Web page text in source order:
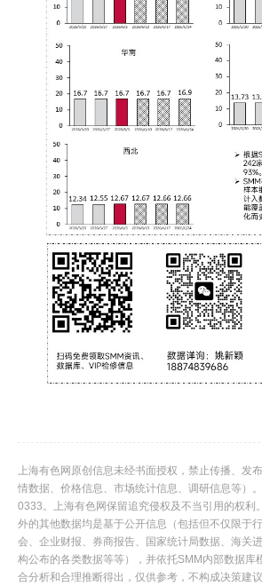
上海有色网原创信息未经书面授权，禁止传播、发
情数据、价格信息、市场统计信息、调研信息等）
0333。上海有色网保留追究侵权及不当引用的权利
外的其他数据均是基于公开信息（包括但不仅限于
会、企业财报、券商报告、国家统计局数据、海关
构公布的各类数据等等），并依托SMM内部数据库
合分析和合理推断得出，仅供参考，不构成决策建